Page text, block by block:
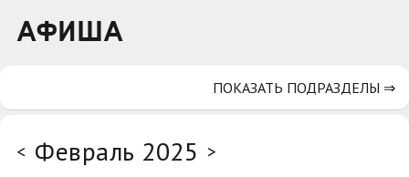
Коллегам
АФИША
< Февраль 2025 >
ПОКАЗАТЬ ПОДРАЗДЕЛЫ ⇒